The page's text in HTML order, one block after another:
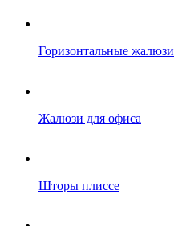
Горизонтальные жалюзи
Жалюзи для офиса
Шторы плиссе